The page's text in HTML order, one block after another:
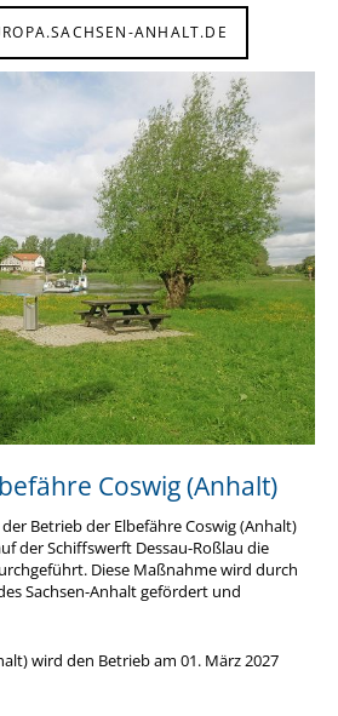
ANHALT.DE
Coswig (Anhalt)
Betrieb der Elbefähre Coswig (Anhalt)
der Schiffswerft Dessau-Roßlau die
Diese Maßnahme wird durch
Sachsen-Anhalt gefördert und
wird den Betrieb am 01. März 2027